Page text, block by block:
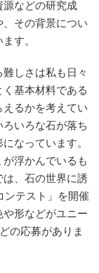
源などの研究成
その背景につい
す。
しさは私も日々
基本材料である
るかを考えてい
いろな石が落ち
なっています。
浮かんでいるも
、石の世界に誘
ンテスト」を開催
形などがユニー
の応募がありま